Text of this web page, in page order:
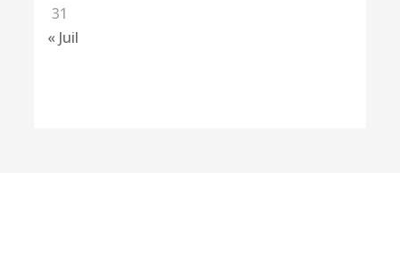
31
« Juil